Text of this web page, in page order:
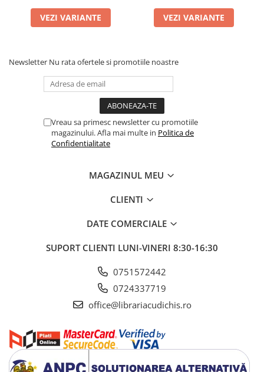
Penare echipate
Penare neechipate
Accesorii pentru pictură
Creioane grafit și cărbune
Culori în ulei
VEZI VARIANTE VEZI VARIANTE
Newsletter Nu rata ofertele si promotiile noastre
Vreau sa primesc newsletter cu promotiile
magazinului. Afla mai multe in Politica de
Confidentialitate
MAGAZINUL MEU
CLIENTI
DATE COMERCIALE
SUPORT CLIENTI LUNI-VINERI 8:30-16:30
0751572442
0724337719
office@librariacudichis.ro